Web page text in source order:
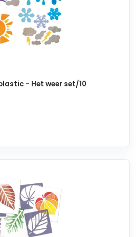
- Het weer set/10